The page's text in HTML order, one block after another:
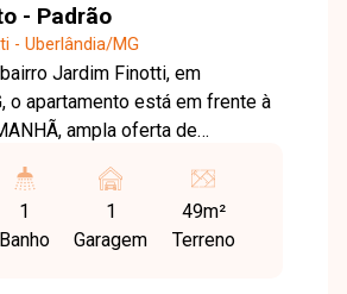
- Padrão
- Uberlândia/MG
Jardim Finotti, em
o apartamento está em frente à
oferta de
vias, ideal para moradia ou
com
49 m² de área privativa,
1
Banho
1
Garagem
49m²
Terreno